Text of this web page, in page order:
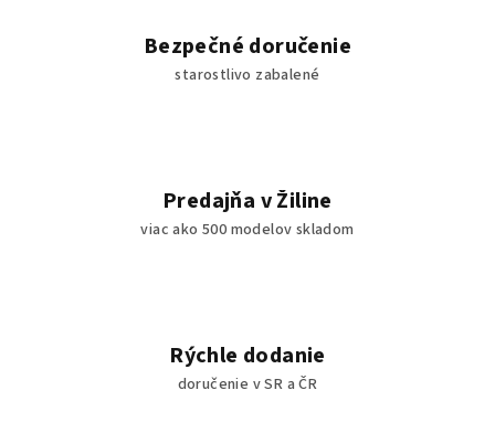
Bezpečné doručenie
starostlivo zabalené
Predajňa v Žiline
viac ako 500 modelov skladom
Rýchle dodanie
doručenie v SR a ČR